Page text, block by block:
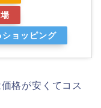
ョッピング
価格が安くてコス